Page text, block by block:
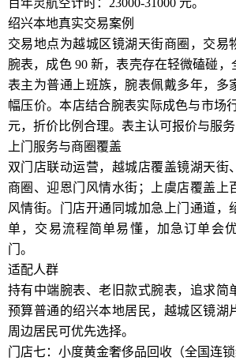
百年灵航空计时：23000-31000 元。
绍兴本地真实交易案例
交易地点为越城区镜湖天街商圈，交易
腕表，成色 90 新，表壳存在轻微磕碰，
表主为普通上班族，腕表佩戴多年，多
幅压价。本店结合腕表实际成色与市场
元，折价比例合理。表主认可报价与服务
上门服务与商圈覆盖
双门店联动运营，越城店覆盖镜湖天街
商圈、迎恩门风情水街；上虞店覆盖上
风情街。门店开通同城加急上门通道，
单，交易流程简单易懂，加急订单会
门。
适配人群
持有中端腕表、老旧款式腕表，追求简
预算普通的绍兴本地居民，越城区镜湖
周边居民可优先选择。
门店七：小度黄金奢侈品回收（全国连锁